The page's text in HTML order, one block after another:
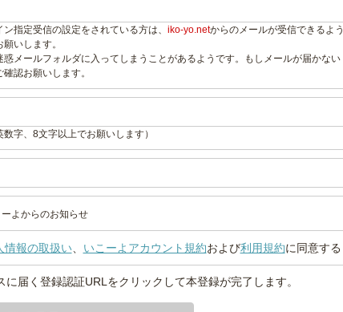
指定受信の設定をされている方は、 iko-yo.netからのメールが受信できるよう
いします。
メールフォルダに入ってしまうことがあるようです。もしメールが届かない
認お願いします。
数字、8文字以上でお願いします）
ーよからのお知らせ
情報の取扱い、 いこーよアカウント規約および利用規約に同意する
届く登録認証URLをクリックして本登録が完了します。